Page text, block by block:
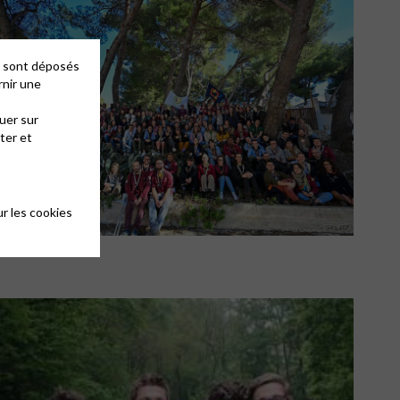
déposés
une
sur
et
les cookies